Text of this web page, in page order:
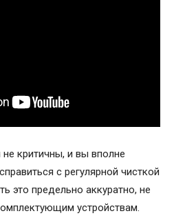
не критичны, и вы вполне
с регулярной чисткой
это предельно аккуратно, не
устройствам.